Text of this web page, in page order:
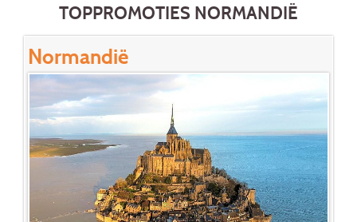
TOPPROMOTIES NORMANDIË
Normandië